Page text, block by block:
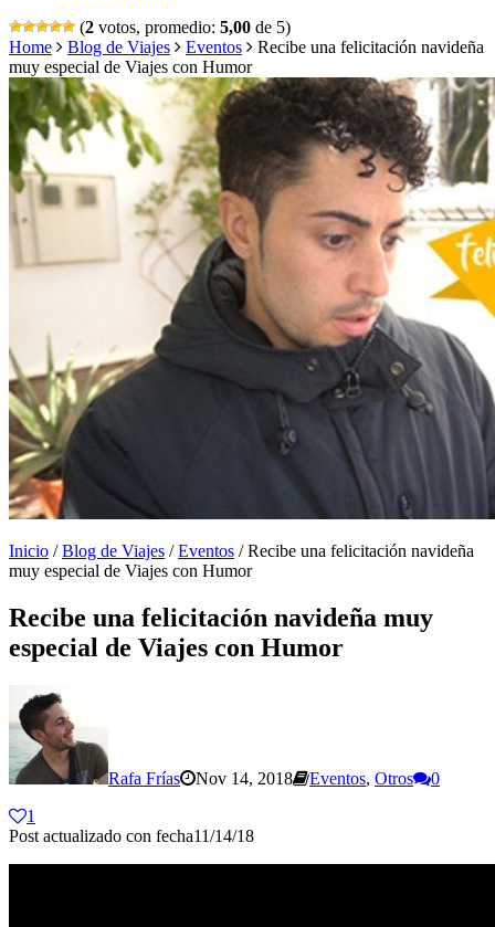
(2 votos, promedio: 5,00 de 5)
Home
Blog de Viajes Eventos
Recibe una felicitación navideña
muy especial de Viajes con Humor
Inicio /Blog de Viajes /Eventos /Recibe una felicitación navideña
muy especial de Viajes con Humor
Recibe una felicitación navideña muy
especial de Viajes con Humor
Rafa Frías Nov 14, 2018 Eventos, Otros
0
1
Post actualizado con fecha11/14/18